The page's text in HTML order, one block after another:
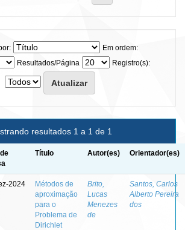
Em ordem:
Resultados/Página
Registro(s):
resultados 1 a 1 de 1
Título Autor(es) Orientador(es)
2024
Métodos de
aproximação
para o
Problema de
Dirichlet
Brito,
Lucas
Menezes
de
Santos, Carlos
Alberto Pereira
dos